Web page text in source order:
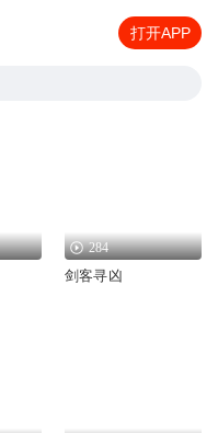
打开APP
284
剑客寻凶